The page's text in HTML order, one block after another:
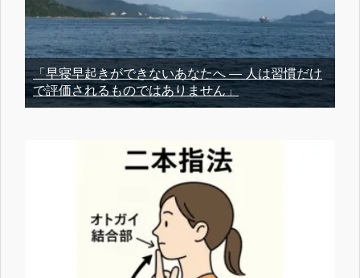
「早寝早起きができないあなたへ ― 人は習慣だけ
で評価されるものではありません」